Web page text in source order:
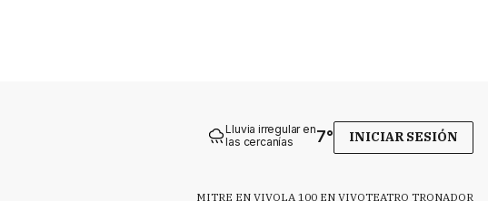
Lluvia irregular en
las cercanías
7° INICIAR SESIÓN
MITRE EN VIVOLA 100 EN VIVOTEATRO TRONADOR